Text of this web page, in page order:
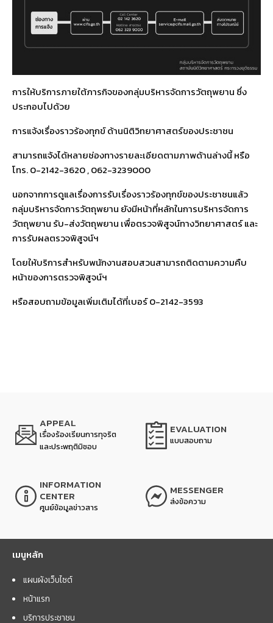
การให้บริการภายใต้ภารกิจของกลุ่มบริหารจัดการวัตถุพยาน ซึ่ง
ประกอบไปด้วย
การแจ้งเรื่องราวร้องทุกข์ ด้านนิติวิทยาศาสตร์ของประชาชน
สามารถแจ้งได้หลายช่องทางรายละเอียดตามภาพด้านล่างนี้ หรือ
โทร. 0-2142-3620 , 062-3239000
นอกจากการดูแลเรื่องการรับเรื่องราวร้องทุกข์ของประชาชนแล้ว
กลุ่มบริหารจัดการวัตถุพยาน ยังมีหน้าที่หลักในการบริหารจัดการ
วัตถุพยาน รับ-ส่งวัตถุพยาน เพื่อตรวจพิสูจน์ทางวิทยาศาสตร์ และ
การรับผลตรวจพิสูจน์ฯ
โดยให้บริการสำหรับพนักงานสอบสวนสามารถติดตามความคืบ
หน้าของการตรวจพิสูจน์ฯ
หรือสอบถามข้อมูลเพิ่มเติมได้ที่เบอร์ 0-2142-3593
APPEAL
เรื่องร้องเรียนการทุจริต
และประพฤติมิชอบ
EVALUATION
แบบสอบถาม
INFORMATION
CENTER
ศูนย์ข้อมูลข่าวสาร
MESSENGER
ส่งข้อความ
เมนูหลัก
แผนผังเว็บไซต์
หน้าแรก
บริการประชาชน